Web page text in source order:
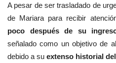
A pesar de ser trasladado de
de Mariara para recibir
poco después de su
señalado como un objetivo de
debido a su extenso historial